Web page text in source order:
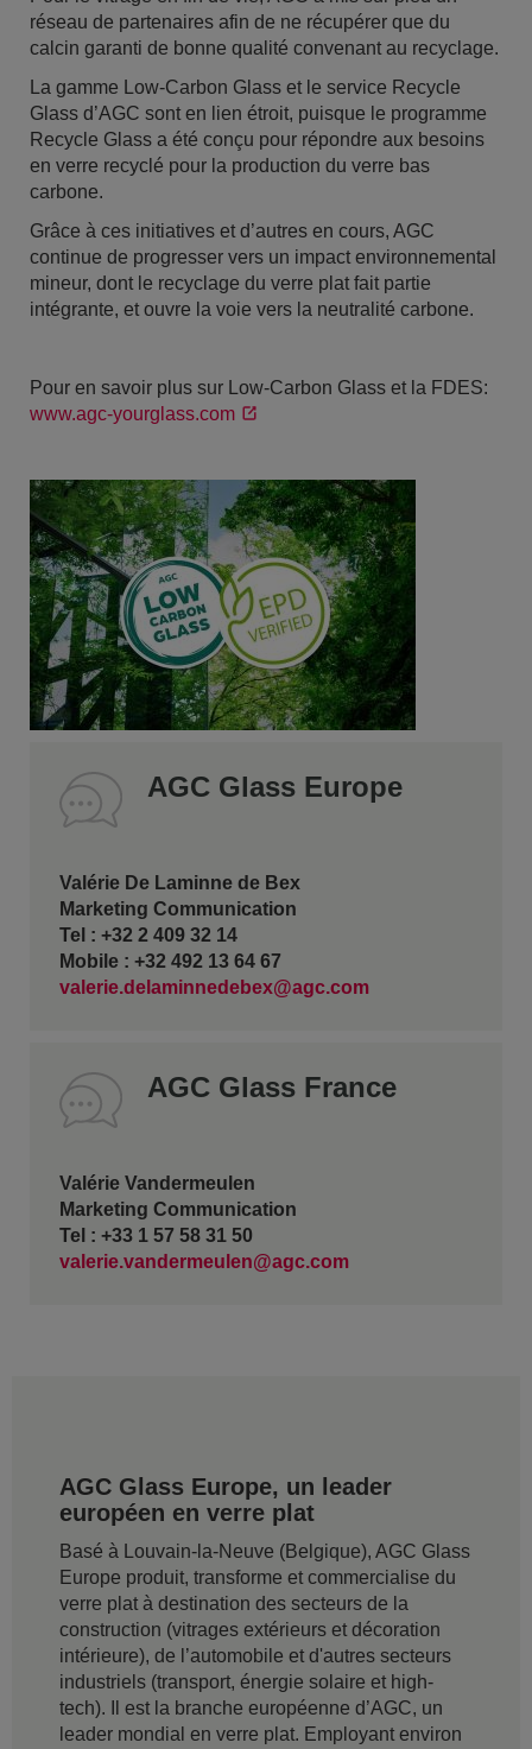
réseau de partenaires afin de ne récupérer que du
calcin garanti de bonne qualité convenant au recyclage.
La gamme Low-Carbon Glass et le service Recycle
Glass d’AGC sont en lien étroit, puisque le programme
Recycle Glass a été conçu pour répondre aux besoins
en verre recyclé pour la production du verre bas
carbone.
Grâce à ces initiatives et d’autres en cours, AGC
continue de progresser vers un impact environnemental
mineur, dont le recyclage du verre plat fait partie
intégrante, et ouvre la voie vers la neutralité carbone.
Pour en savoir plus sur Low-Carbon Glass et la FDES:
www.agc-yourglass.com
AGC Glass Europe
Valérie De Laminne de Bex
Marketing Communication
Tel : +32 2 409 32 14
Mobile : +32 492 13 64 67
valerie.delaminnedebex@agc.com
AGC Glass France
Valérie Vandermeulen
Marketing Communication
Tel : +33 1 57 58 31 50
valerie.vandermeulen@agc.com
AGC Glass Europe, un leader
européen en verre plat
Basé à Louvain-la-Neuve (Belgique), AGC Glass
Europe produit, transforme et commercialise du
verre plat à destination des secteurs de la
construction (vitrages extérieurs et décoration
intérieure), de l’automobile et d'autres secteurs
industriels (transport, énergie solaire et high-
tech). Il est la branche européenne d’AGC, un
leader mondial en verre plat. Employant environ